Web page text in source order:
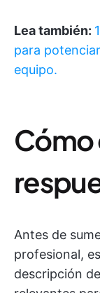
Lea también:
para
equipo.
Cómo
Antes de
profesional,
descripción